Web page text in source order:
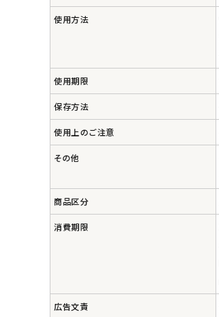
ログイン使用方法
使用期限
保存方法
使用上のご注意
その他
商品区分
消費期限
広告文責